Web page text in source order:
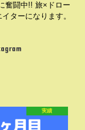
奮闘中!! 旅×ドロー
ターになります。
実績